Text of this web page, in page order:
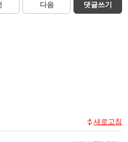
다음 댓글쓰기
새로고침